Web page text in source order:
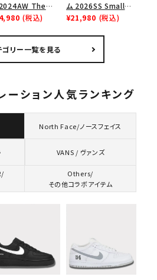
The
Face S/S
プTシャツ ブラッ
(税込)
ム 2026SS Small
Box Tee スモールボ
¥21,980 (税込)
ゴリー一覧を見る
ーション人気ランキング
North Face/ノースフェイス
VANS / ヴァンズ
Others/
その他コラボアイテム